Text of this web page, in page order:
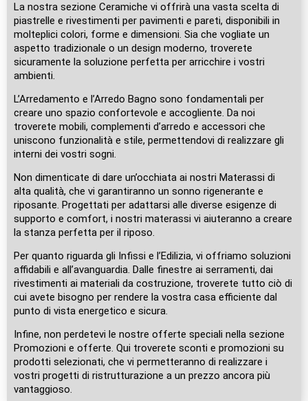
La nostra sezione Ceramiche vi offrirà una vasta scelta di
piastrelle e rivestimenti per pavimenti e pareti, disponibili in
molteplici colori, forme e dimensioni. Sia che vogliate un
aspetto tradizionale o un design moderno, troverete
sicuramente la soluzione perfetta per arricchire i vostri
ambienti.
L’Arredamento e l’Arredo Bagno sono fondamentali per
creare uno spazio confortevole e accogliente. Da noi
troverete mobili, complementi d’arredo e accessori che
uniscono funzionalità e stile, permettendovi di realizzare gli
interni dei vostri sogni.
Non dimenticate di dare un’occhiata ai nostri Materassi di
alta qualità, che vi garantiranno un sonno rigenerante e
riposante. Progettati per adattarsi alle diverse esigenze di
supporto e comfort, i nostri materassi vi aiuteranno a creare
la stanza perfetta per il riposo.
Per quanto riguarda gli Infissi e l’Edilizia, vi offriamo soluzioni
affidabili e all’avanguardia. Dalle finestre ai serramenti, dai
rivestimenti ai materiali da costruzione, troverete tutto ciò di
cui avete bisogno per rendere la vostra casa efficiente dal
punto di vista energetico e sicura.
Infine, non perdetevi le nostre offerte speciali nella sezione
Promozioni e offerte. Qui troverete sconti e promozioni su
prodotti selezionati, che vi permetteranno di realizzare i
vostri progetti di ristrutturazione a un prezzo ancora più
vantaggioso.